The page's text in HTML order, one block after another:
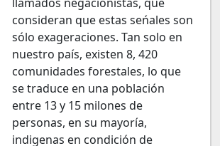
consideran que estas seńales son
sólo exageraciones. Tan solo en
nuestro país, existen 8, 420
comunidades forestales, lo que
se traduce en una población
entre 13 y 15 milones de
personas, en su mayoría,
indigenas en condición de